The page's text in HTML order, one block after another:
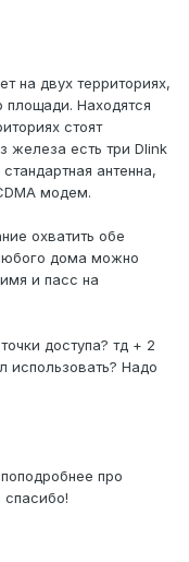
на двух территориях,
Находятся
стоят
железа есть три Dlink
антенна,
модем.
охватить обе
дома можно
и пасс на
доступа? тд + 2
использовать? Надо
про
спасибо!